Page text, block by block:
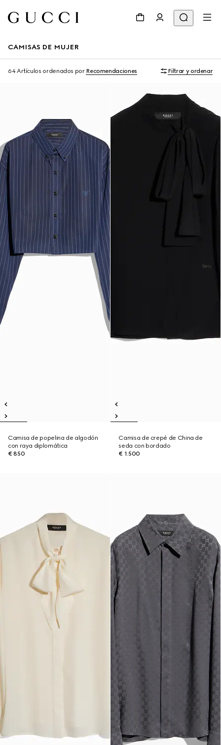
CAMISAS DE MUJER
64 Artículos ordenados por Recomendaciones Filtrar y ordenar
Camisa de popelina de algodón
con raya diplomática
€ 850
Camisa de crepé de China de
seda con bordado
€ 1.500